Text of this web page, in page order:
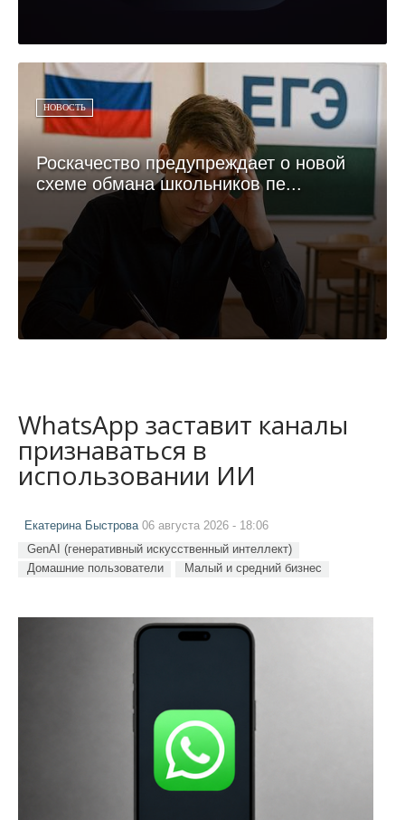
НОВОСТЬ
Роскачество предупреждает о новой
схеме обмана школьников пе...
WhatsApp заставит каналы
признаваться в
использовании ИИ
Екатерина Быстрова06 августа 2026 - 18:06
GenAI (генеративный искусственный интеллект)
Домашние пользователи
Малый и средний бизнес